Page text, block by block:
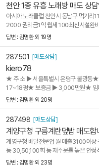
천안 1종 유흥 노래방 매도 상
아시아 노래클럽 천안시 동남구 먹기
2000 권리금1억 월세 100최신시설완
노래클럽 동남구 신부2길27. 실면적
답변 : 김명환 외 19명
287501 [매도상담]
kiero78
★ 주 소 ▶ 서울특별시 은평구 불광
17~18평★ 보증금 ▶ 3,000만원★
액 ▶ 8,000만원★ 양도사유 ▶풀오토
40~45%배분 : 76.5대 23.5★ ..
답변 : 김명환 외 20명
287498 [매도상담]
계양구청 구름계란덮밥 매도합
계영구청 배달전문업 월 매출3100이
등 30,50,100회 등 재주문률 높은 안정
답변 : 김명환 외 23명